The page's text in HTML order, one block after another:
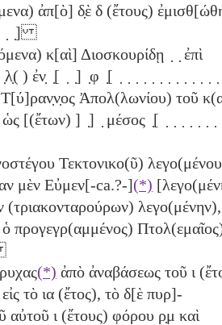
ἀπ[ὸ] δ̣ὲ δ (ἔτους)
̣]
κ[αὶ] Διοσκουρίδῃ ̣ ̣ ἐπὶ
̣λ̣( ) ἐν̣ ̣[ ̣ ̣] ̣φ ̣[
Τ[ύ]ραν̣ν̣ος Ἀπολ(λωνίου) τοῦ
ὡς [(ἔτων) ] ̣] ̣ μέσος ̣[
Τεκτονικο(ῦ)
μὲν Εὐμεν[-ca.?-](*)
(τριακονταρούρων)
ὁ προγεγρ(αμμένος)
(*) ἀπὸ ἀναβάσεως τοῦ ι
τὸ ια (ἔτος), τὸ δ[ὲ πυρ]-
αὐτοῦ ι (ἔτους) φόρου ρ̣μ καὶ